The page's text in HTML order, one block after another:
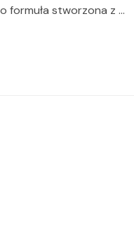
formuła stworzona z …